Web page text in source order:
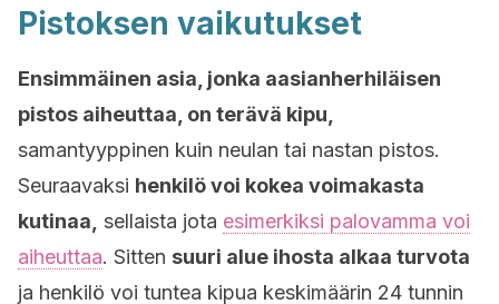
Pistoksen vaikutukset
Ensimmäinen asia, jonka aasianherhiläisen
pistos aiheuttaa, on terävä kipu,
samantyyppinen kuin neulan tai nastan pistos.
Seuraavaksi henkilö voi kokea voimakasta
kutinaa, sellaista jota esimerkiksi palovamma voi
aiheuttaa. Sitten suuri alue ihosta alkaa turvota
ja henkilö voi tuntea kipua keskimäärin 24 tunnin